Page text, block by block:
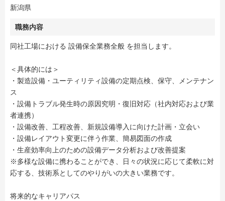
新潟県
職務内容
同社工場における 設備保全業務全般 を担当します。
＜具体的には＞
・製造設備・ユーティリティ設備の定期点検、保守、メンテナン
ス
・設備トラブル発生時の原因究明・復旧対応（社内対応および業
者連携）
・設備改善、工程改善、新規設備導入に向けた計画・立会い
・設備レイアウト変更に伴う作業、簡易図面の作成
・生産効率向上のための設備データ分析および改善提案
※多様な設備に携わることができ、日々の状況に応じて柔軟に対
応する、技術系としてのやりがいの大きい業務です。
将来的なキャリアパス